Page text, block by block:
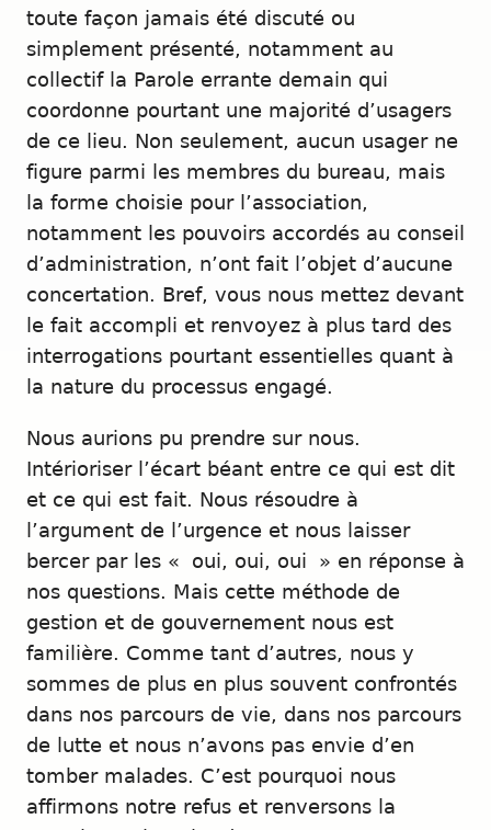
toute façon jamais été discuté ou
simplement présenté, notamment au
collectif la Parole errante demain qui
coordonne pourtant une majorité d’usagers
de ce lieu. Non seulement, aucun usager ne
figure parmi les membres du bureau, mais
la forme choisie pour l’association,
notamment les pouvoirs accordés au conseil
d’administration, n’ont fait l’objet d’aucune
concertation. Bref, vous nous mettez devant
le fait accompli et renvoyez à plus tard des
interrogations pourtant essentielles quant à
la nature du processus engagé.
Nous aurions pu prendre sur nous.
Intérioriser l’écart béant entre ce qui est dit
et ce qui est fait. Nous résoudre à
l’argument de l’urgence et nous laisser
bercer par les « oui, oui, oui » en réponse à
nos questions. Mais cette méthode de
gestion et de gouvernement nous est
familière. Comme tant d’autres, nous y
sommes de plus en plus souvent confrontés
dans nos parcours de vie, dans nos parcours
de lutte et nous n’avons pas envie d’en
tomber malades. C’est pourquoi nous
affirmons notre refus et renversons la